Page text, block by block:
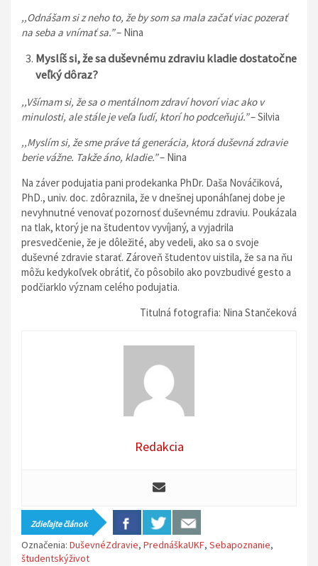
,,Odnášam si z neho to, že by som sa mala začať viac pozerať
na seba a vnímať sa.”– Nina
Myslíš si, že sa duševnému zdraviu kladie dostatočne
veľký dôraz?
,,Všímam si, že sa o mentálnom zdraví hovorí viac ako v
minulosti, ale stále je veľa ľudí, ktorí ho podceňujú.”– Silvia
,,Myslím si, že sme práve tá generácia, ktorá duševná zdravie
berie vážne. Takže áno, kladie.”– Nina
Na záver podujatia pani prodekanka PhDr. Daša Nováčiková,
PhD., univ. doc. zdôraznila, že v dnešnej uponáhľanej dobe je
nevyhnutné venovať pozornosť duševnému zdraviu. Poukázala
na tlak, ktorý je na študentov vyvíjaný, a vyjadrila
presvedčenie, že je dôležité, aby vedeli, ako sa o svoje
duševné zdravie starať. Zároveň študentov uistila, že sa na ňu
môžu kedykoľvek obrátiť, čo pôsobilo ako povzbudivé gesto a
podčiarklo význam celého podujatia.
Titulná fotografia: Nina Stančeková
Redakcia
Zdieľajte článok
Označenia: DuševnéZdravie, PrednáškaUKF, Sebapoznanie,
študentskýživot